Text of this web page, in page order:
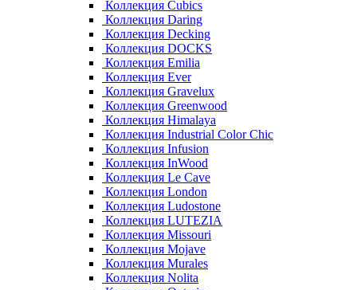
Коллекция Cubics
Коллекция Daring
Коллекция Decking
Коллекция DOCKS
Коллекция Emilia
Коллекция Ever
Коллекция Gravelux
Коллекция Greenwood
Коллекция Himalaya
Коллекция Industrial Color Chic
Коллекция Infusion
Коллекция InWood
Коллекция Le Cave
Коллекция London
Коллекция Ludostone
Коллекция LUTEZIA
Коллекция Missouri
Коллекция Mojave
Коллекция Murales
Коллекция Nolita